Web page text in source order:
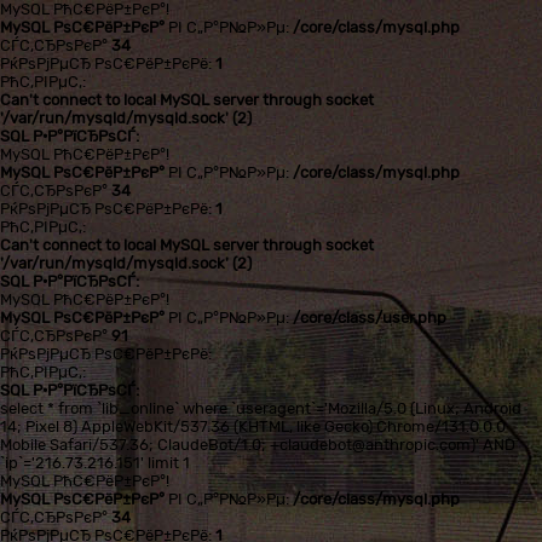
MySQL РћС€РёР±РєР°!
MySQL РѕС€РёР±РєР° РІ С„Р°Р№Р»Рµ: /core/class/mysql.php
СЃС‚СЂРѕРєР° 34
РќРѕРјРµСЂ РѕС€РёР±РєРё: 1
РћС‚РІРµС‚:
Can't connect to local MySQL server through socket
'/var/run/mysqld/mysqld.sock' (2)
SQL Р·Р°РїСЂРѕСЃ:
MySQL РћС€РёР±РєР°!
MySQL РѕС€РёР±РєР° РІ С„Р°Р№Р»Рµ: /core/class/mysql.php
СЃС‚СЂРѕРєР° 34
РќРѕРјРµСЂ РѕС€РёР±РєРё: 1
РћС‚РІРµС‚:
Can't connect to local MySQL server through socket
'/var/run/mysqld/mysqld.sock' (2)
SQL Р·Р°РїСЂРѕСЃ:
MySQL РћС€РёР±РєР°!
MySQL РѕС€РёР±РєР° РІ С„Р°Р№Р»Рµ: /core/class/user.php
СЃС‚СЂРѕРєР° 91
РќРѕРјРµСЂ РѕС€РёР±РєРё:
РћС‚РІРµС‚:
SQL Р·Р°РїСЂРѕСЃ:
select * from `lib_online` where `useragent`='Mozilla/5.0 (Linux; Android
14; Pixel 8) AppleWebKit/537.36 (KHTML, like Gecko) Chrome/131.0.0.0
Mobile Safari/537.36; ClaudeBot/1.0; +claudebot@anthropic.com)' AND
`ip`='216.73.216.151' limit 1
MySQL РћС€РёР±РєР°!
MySQL РѕС€РёР±РєР° РІ С„Р°Р№Р»Рµ:/core/class/mysql.php
СЃС‚СЂРѕРєР°34
РќРѕРјРµСЂ РѕС€РёР±РєРё: 1